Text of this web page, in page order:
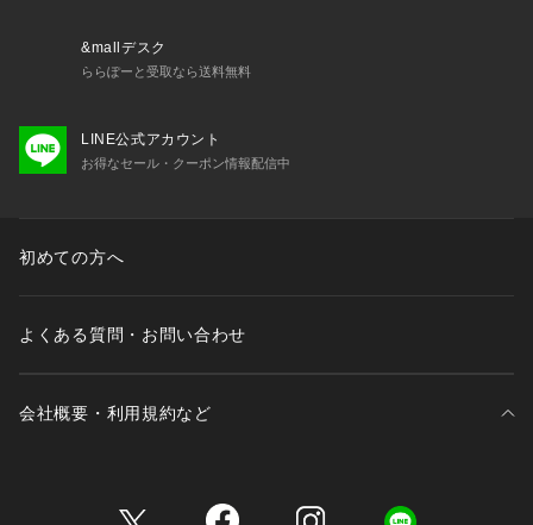
&mallデスク
ららぽーと受取なら送料無料
LINE公式アカウント
お得なセール・クーポン情報配信中
初めての方へ
よくある質問・お問い合わせ
会社概要・利用規約など